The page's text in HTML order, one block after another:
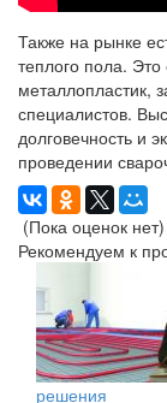
Также на рынке
теплого пола. Это
металлопластик,
специалистов.
долговечность и
проведении
(Пока оценок нет)
Рекомендуем к
решения